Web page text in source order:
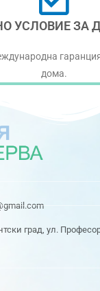
УСЛОВИЕ ЗА
дома.
град, ул.